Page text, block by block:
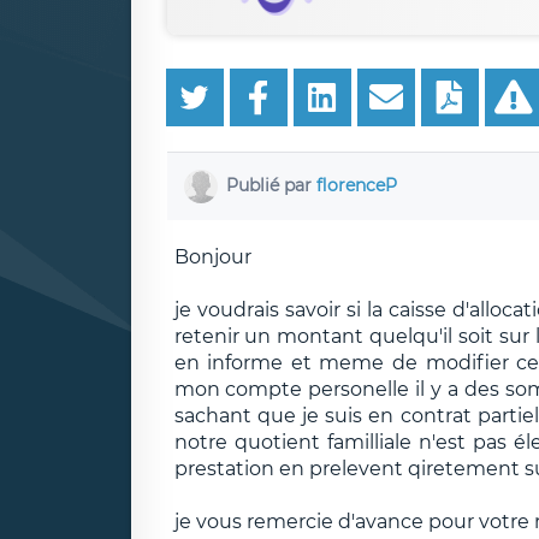
Publié par florenceP
Bonjour
je voudrais savoir si la caisse
retenir un montant quelqu'il soit sur
en informe et meme de modifier
mon compte personelle il y a des
sachant que je suis en contrat
notre quotient familliale n'est pas
prestation en prelevent qiretement
je vous remercie d'avance pour votre